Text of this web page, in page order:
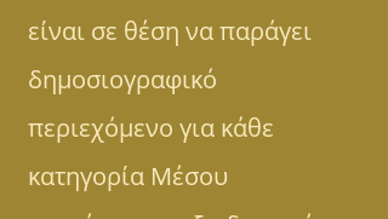
είναι σε θέση να παράγει
δημοσιογραφικό
περιεχόμενο για κάθε
κατηγορία Μέσου